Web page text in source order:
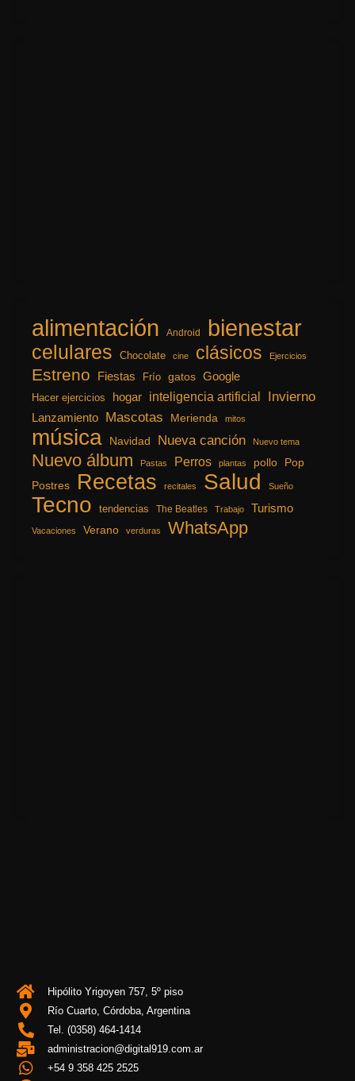
alimentación Android bienestar
celulares Chocolate cine clásicos Ejercicios
Estreno Fiestas Frío gatos Google
Hacer ejercicios hogar inteligencia artificial Invierno
Lanzamiento Mascotas Merienda mitos
música Navidad Nueva canción Nuevo tema
Nuevo álbum Pastas Perros plantas pollo
Pop
Postres
Recetas recitales Salud Sueño
Tecno tendencias The Beatles Trabajo Turismo
Vacaciones Verano verduras WhatsApp
Hipólito Yrigoyen 757, 5º piso
Río Cuarto, Córdoba, Argentina
Tel. (0358) 464-1414
administracion@digital919.com.ar
+54 9 358 425 2525